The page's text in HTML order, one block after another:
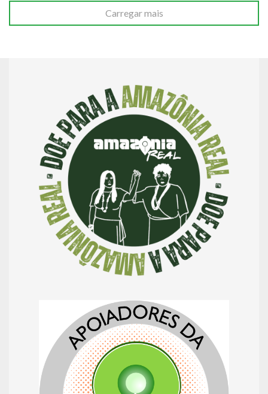
Carregar mais